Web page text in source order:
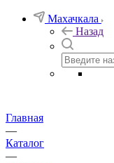
Махачкала
Назад
Главная
—
Каталог
—